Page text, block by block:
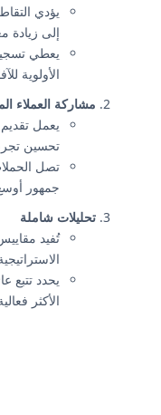
يؤدي
إلى زيادة
يعطي
الأولوية
مشاركة العملاء
يعمل
تحسين
تصل
جمهور
تحليلات شاملة
تُفيد
يحدد تتبع
الأكثر